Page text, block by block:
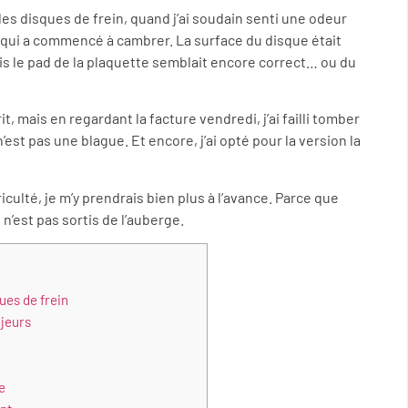
disques de frein, quand j’ai soudain senti une odeur
a commencé à cambrer. La surface du disque était
le pad de la plaquette semblait encore correct… ou du
mais en regardant la facture vendredi, j’ai failli tomber
pas une blague. Et encore, j’ai opté pour la version la
je m’y prendrais bien plus à l’avance. Parce que
pas sortis de l’auberge.
de frein